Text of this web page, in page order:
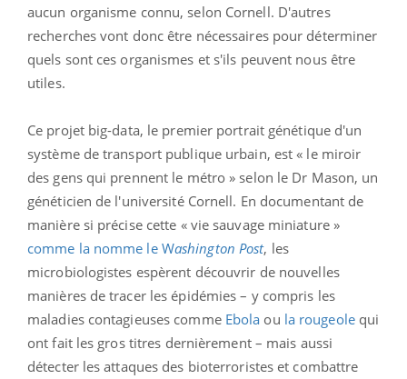
aucun organisme connu, selon Cornell. D'autres
recherches vont donc être nécessaires pour déterminer
quels sont ces organismes et s'ils peuvent nous être
utiles.
Ce projet big-data, le premier portrait génétique d'un
système de transport publique urbain, est « le miroir
des gens qui prennent le métro » selon le Dr Mason, un
généticien de l'université Cornell. En documentant de
manière si précise cette « vie sauvage miniature »
comme la nomme le Washington Post, les
microbiologistes espèrent découvrir de nouvelles
manières de tracer les épidémies – y compris les
maladies contagieuses comme Ebola ou la rougeolequi
ont fait les gros titres dernièrement – mais aussi
détecter les attaques des bioterroristes et combattre